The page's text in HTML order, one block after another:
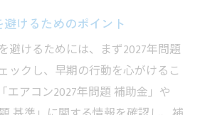
けるためのポイント
避けるためには、まず2027年問題
ックし、早期の行動を心がけるこ
エアコン2027年問題 補助金」や